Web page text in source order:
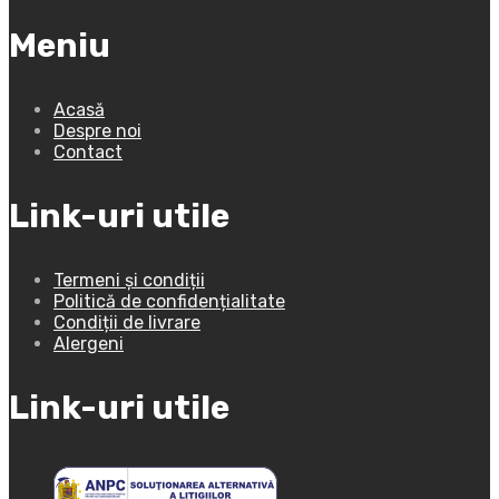
Meniu
Acasă
Despre noi
Contact
Link-uri utile
Termeni și condiții
Politică de confidențialitate
Condiții de livrare
Alergeni
Link-uri utile